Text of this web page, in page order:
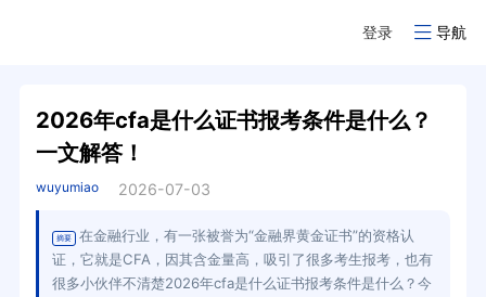
登录 导航
2026年cfa是什么证书报考条件是什么？
一文解答！
wuyumiao 2026-07-03
摘要
在金融行业，有一张被誉为“金融界黄金证书”的资格认
证，它就是CFA，因其含金量高，吸引了很多考生报考，也有
很多小伙伴不清楚2026年cfa是什么证书报考条件是什么？今